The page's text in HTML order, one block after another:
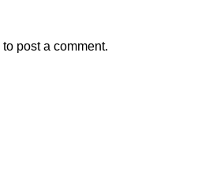
to post a comment.